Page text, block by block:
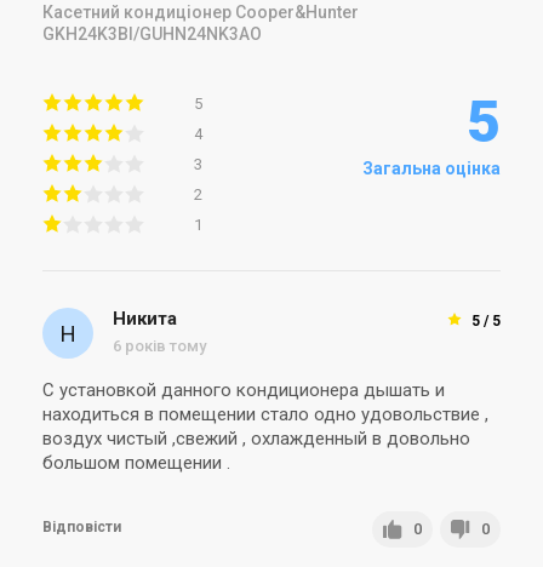
Касетний кондиціонер Cooper&Hunter
GKH24K3BI/GUHN24NK3AO
5
4
3
2
1
5
Загальна оцінка
5 / 5
Никита
6 років тому
С установкой данного кондиционера дышать и
находиться в помещении стало одно удовольствие ,
воздух чистый ,свежий , охлажденный в довольно
большом помещении .
Відповісти 0 0